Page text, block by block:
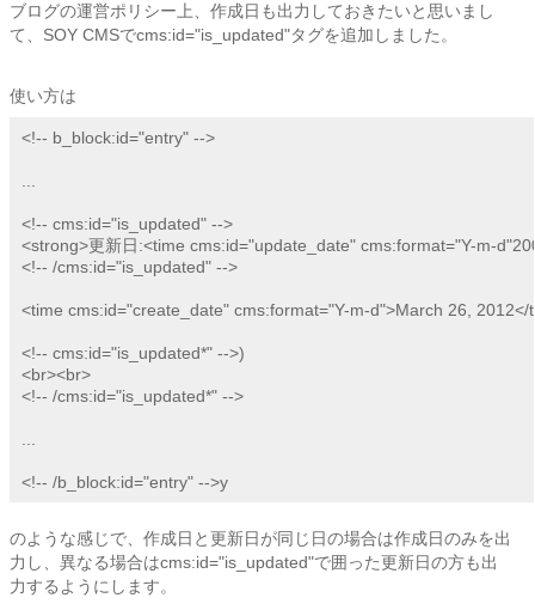
ブログの運営ポリシー上、作成日も出力しておきたいと思いまし
て、SOY CMSでcms:id="is_updated"タグを追加しました。
使い方は
<!-- b_block:id="entry" -->
<!-- cms:id="is_updated" -->
<strong>更新日:<time cms:id="update_date" cms:format="Y-m-
<!-- /cms:id="is_updated" -->
<time cms:id="create_date" cms:format="Y-m-d">March 26, 2012</
<!-- cms:id="is_updated*" -->)
<br><br>
<!-- /cms:id="is_updated*" -->
<!-- /b_block:id="entry" -->y
のような感じで、作成日と更新日が同じ日の場合は作成日のみを出
力し、異なる場合はcms:id="is_updated"で囲った更新日の方も出
力するようにします。